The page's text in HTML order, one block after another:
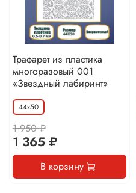
Трафарет из пластика
многоразовый 001
«Звездный лабиринт»
44х50
1 950 ₽
1 365 ₽
В корзину